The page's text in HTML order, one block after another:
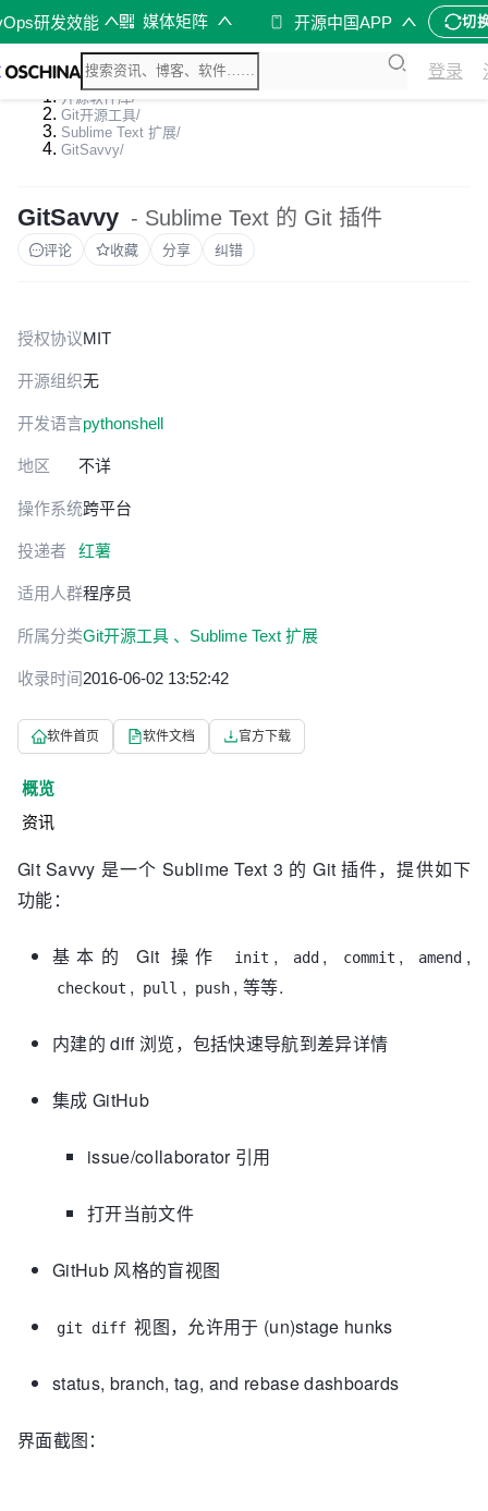
研发效能 媒体矩阵 开源中国APP 切
登录
开源软件库/
Git开源工具/
Sublime Text 扩展/
GitSavvy/
GitSavvy - Sublime Text 的 Git 插件
评论 收藏 分享 纠错
授权协议MIT
开源组织无
开发语言pythonshell
地区 不详
操作系统跨平台
投递者 红薯
适用人群程序员
所属分类Git开源工具 、 Sublime Text 扩展
收录时间2016-06-02 13:52:42
软件首页 软件文档 官方下载
概览
资讯
Git Savvy 是一个 Sublime Text 3 的 Git 插件，提供如下
功能：
基本的 Git 操作 init , add , commit , amend ,
checkout , pull , push , 等等.
内建的 diff 浏览，包括快速导航到差异详情
集成 GitHub
issue/collaborator 引用
打开当前文件
GitHub 风格的盲视图
git diff 视图，允许用于 (un)stage hunks
status, branch, tag, and rebase dashboards
界面截图：